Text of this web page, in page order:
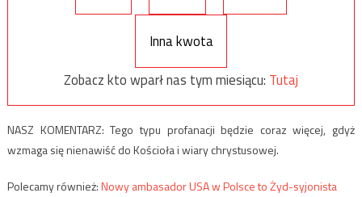
Inna kwota
Zobacz kto wparł nas tym miesiącu: Tutaj
NASZ KOMENTARZ: Tego typu profanacji będzie coraz więcej, gdyż
wzmaga się nienawiść do Kościoła i wiary chrystusowej.
Polecamy również:Nowy ambasador USA w Polsce to Żyd-syjonista